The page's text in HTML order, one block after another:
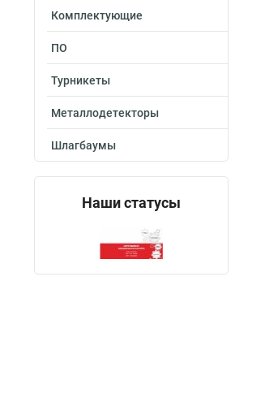
Комплектующие
ПО
Турникеты
Металлодетекторы
Шлагбаумы
Наши статусы